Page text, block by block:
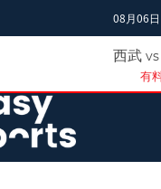
08月06
西武 vs
有